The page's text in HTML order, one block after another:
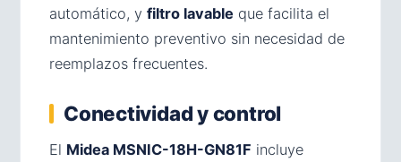
automático, y filtro lavable que facilita el
mantenimiento preventivo sin necesidad de
reemplazos frecuentes.
Conectividad y control
El Midea MSNIC-18H-GN81F incluye